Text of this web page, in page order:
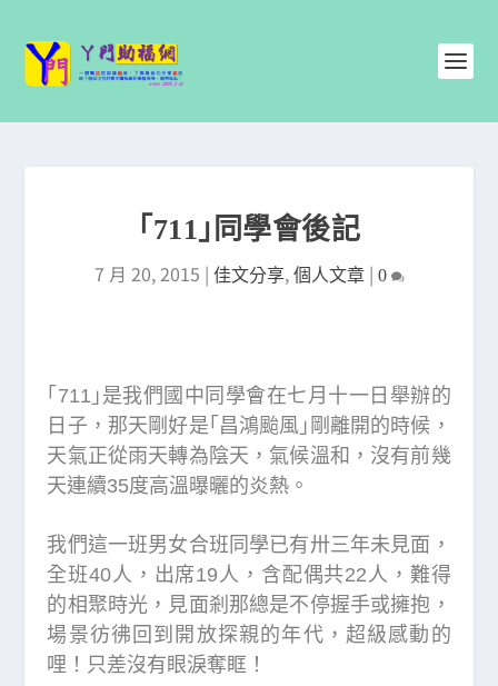
｢711｣同學會後記
7 月 20, 2015 | 佳文分享, 個人文章| 0
｢711｣是我們國中同學會在七月十一日舉辦的
日子，那天剛好是｢昌鴻颱風｣剛離開的時候，
天氣正從雨天轉為陰天，氣候溫和，沒有前幾
天連續35度高溫曝曬的炎熱。
我們這一班男女合班同學已有卅三年未見面，
全班40人，出席19人，含配偶共22人，難得
的相聚時光，見面剎那總是不停握手或擁抱，
場景彷彿回到開放探親的年代，超級感動的
哩！只差沒有眼淚奪眶！